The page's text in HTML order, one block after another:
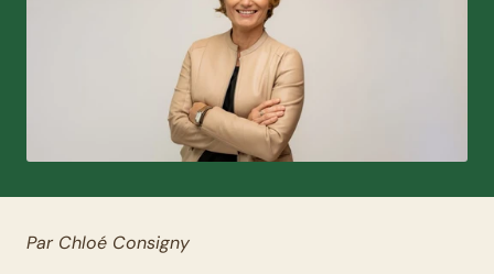
Par Chloé Consigny